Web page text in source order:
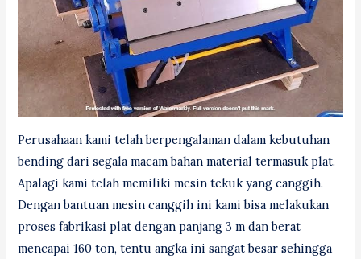
Perusahaan kami telah berpengalaman dalam kebutuhan
bending dari segala macam bahan material termasuk plat.
Apalagi kami telah memiliki mesin tekuk yang canggih.
Dengan bantuan mesin canggih ini kami bisa melakukan
proses fabrikasi plat dengan panjang 3 m dan berat
mencapai 160 ton, tentu angka ini sangat besar sehingga